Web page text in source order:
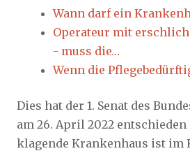
Wann darf ein
Operateur mit
- muss die…
Wenn die
Dies hat der 1. Senat des
am 26. April 2022 entschieden
klagende Krankenhaus ist im